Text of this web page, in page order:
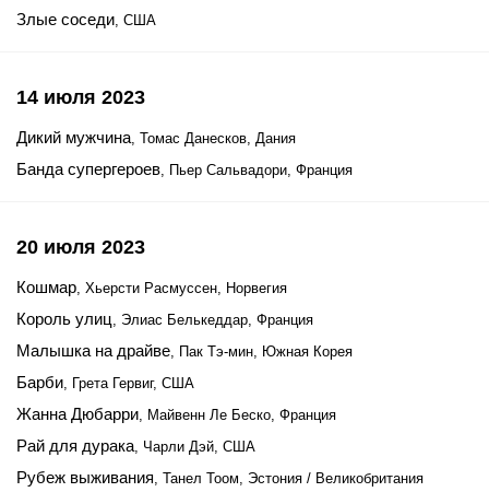
Злые соседи, США
14 июля 2023
Дикий мужчина, Томас Данесков, Дания
Банда супергероев, Пьер Сальвадори, Франция
20 июля 2023
Кошмар, Хьерсти Расмуссен, Норвегия
Король улиц, Элиас Белькеддар, Франция
Малышка на драйве, Пак Тэ-мин, Южная Корея
Барби, Грета Гервиг, США
Жанна Дюбарри, Майвенн Ле Беско, Франция
Рай для дурака, Чарли Дэй, США
Рубеж выживания, Танел Тоом, Эстония / Великобритания